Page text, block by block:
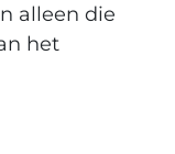
alleen die
het